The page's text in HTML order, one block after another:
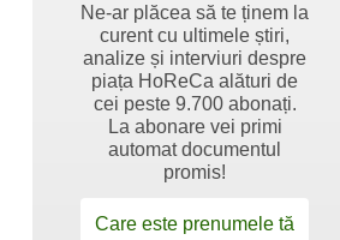
Ne-ar plăcea să te ținem la
curent cu ultimele știri,
analize și interviuri despre
piața HoReCa alături de
cei peste 9.700 abonați.
La abonare vei primi
automat documentul
promis!